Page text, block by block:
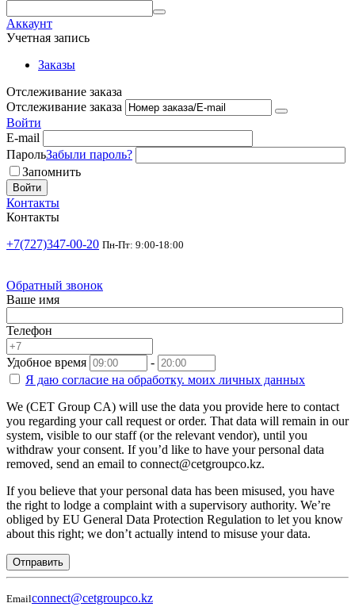
Аккаунт
Учетная запись
Заказы
Отслеживание заказа
Отслеживание заказа
Войти
E-mail
ПарольЗабыли пароль?
Запомнить
Войти
Контакты
Контакты
+7(727)347-00-20 Пн-Пт: 9:00-18:00
Обратный звонок
Ваше имя
Телефон
Удобное время
-
Я даю согласие на обработку. моих личных данных
We (CET Group CA) will use the data you provide here to contact
you regarding your call request or order. That data will remain in our
system, visible to our staff (or the relevant vendor), until you
withdraw your consent. If you’d like to have your personal data
removed, send an email to connect@cetgroupco.kz.
If you believe that your personal data has been misused, you have
the right to lodge a complaint with a supervisory authority. We’re
obliged by EU General Data Protection Regulation to let you know
about this right; we don’t actually intend to misuse your data.
Отправить
Emailconnect@cetgroupco.kz